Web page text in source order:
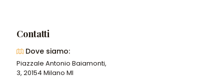
Contatti
Dove siamo:
Piazzale Antonio Baiamonti,
3, 20154 Milano MI